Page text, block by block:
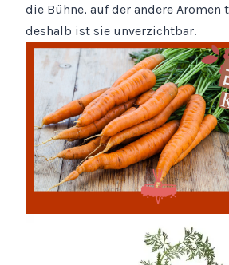
die Bühne, auf der andere Aromen
deshalb ist sie unverzichtbar.